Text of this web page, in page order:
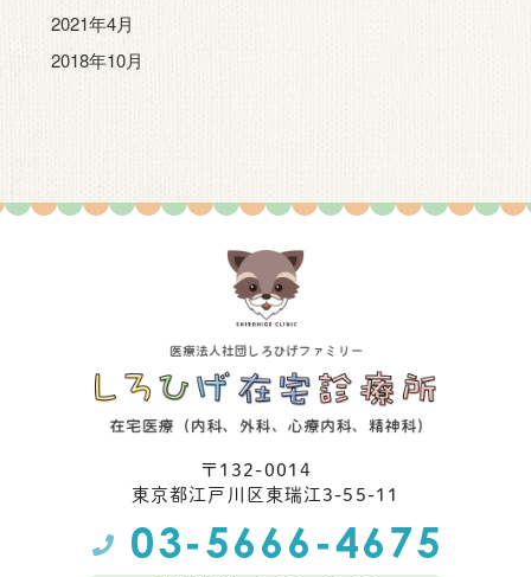
2021年4月
2018年10月
〒132-0014
東京都江⼾川区東瑞江3-55-11